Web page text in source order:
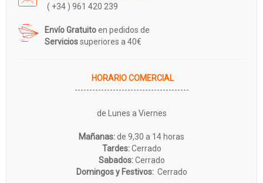
( +34 ) 961 420 239
Envío Gratuitoen pedidos de
Serviciossuperiores a 40€
HORARIO COMERCIAL
---------------------------------------
de Lunes a Viernes
Mañanas:de 9,30 a 14 horas
Tardes:Cerrado
Sabados:Cerrado
Domingos y Festivos:Cerrado